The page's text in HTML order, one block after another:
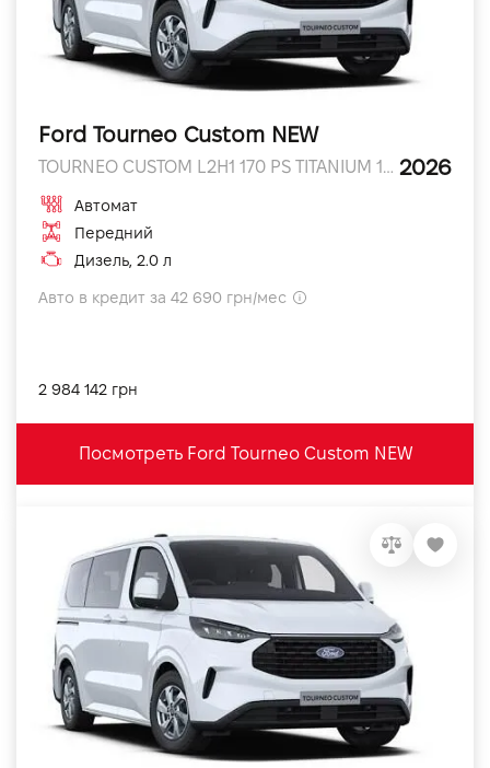
Ford Tourneo Custom NEW
TOURNEO CUSTOM L2H1 170 PS TITANIUM 170 л.с. 2026
Автомат
Передний
Дизель, 2.0 л
Авто в кредит за 42 690 грн/мес
2 984 142 грн
Посмотреть Ford Tourneo Custom NEW